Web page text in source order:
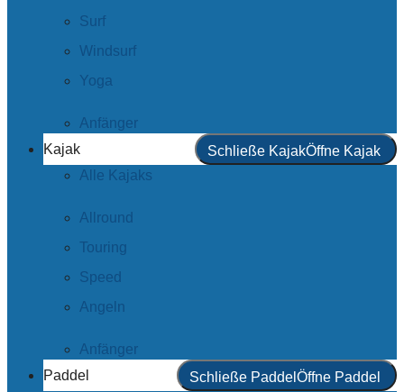
Surf
Windsurf
Yoga
Anfänger
Kajak
Schließe KajakÖffne Kajak
Alle Kajaks
Allround
Touring
Speed
Angeln
Anfänger
Paddel
Schließe Paddel Öffne Paddel